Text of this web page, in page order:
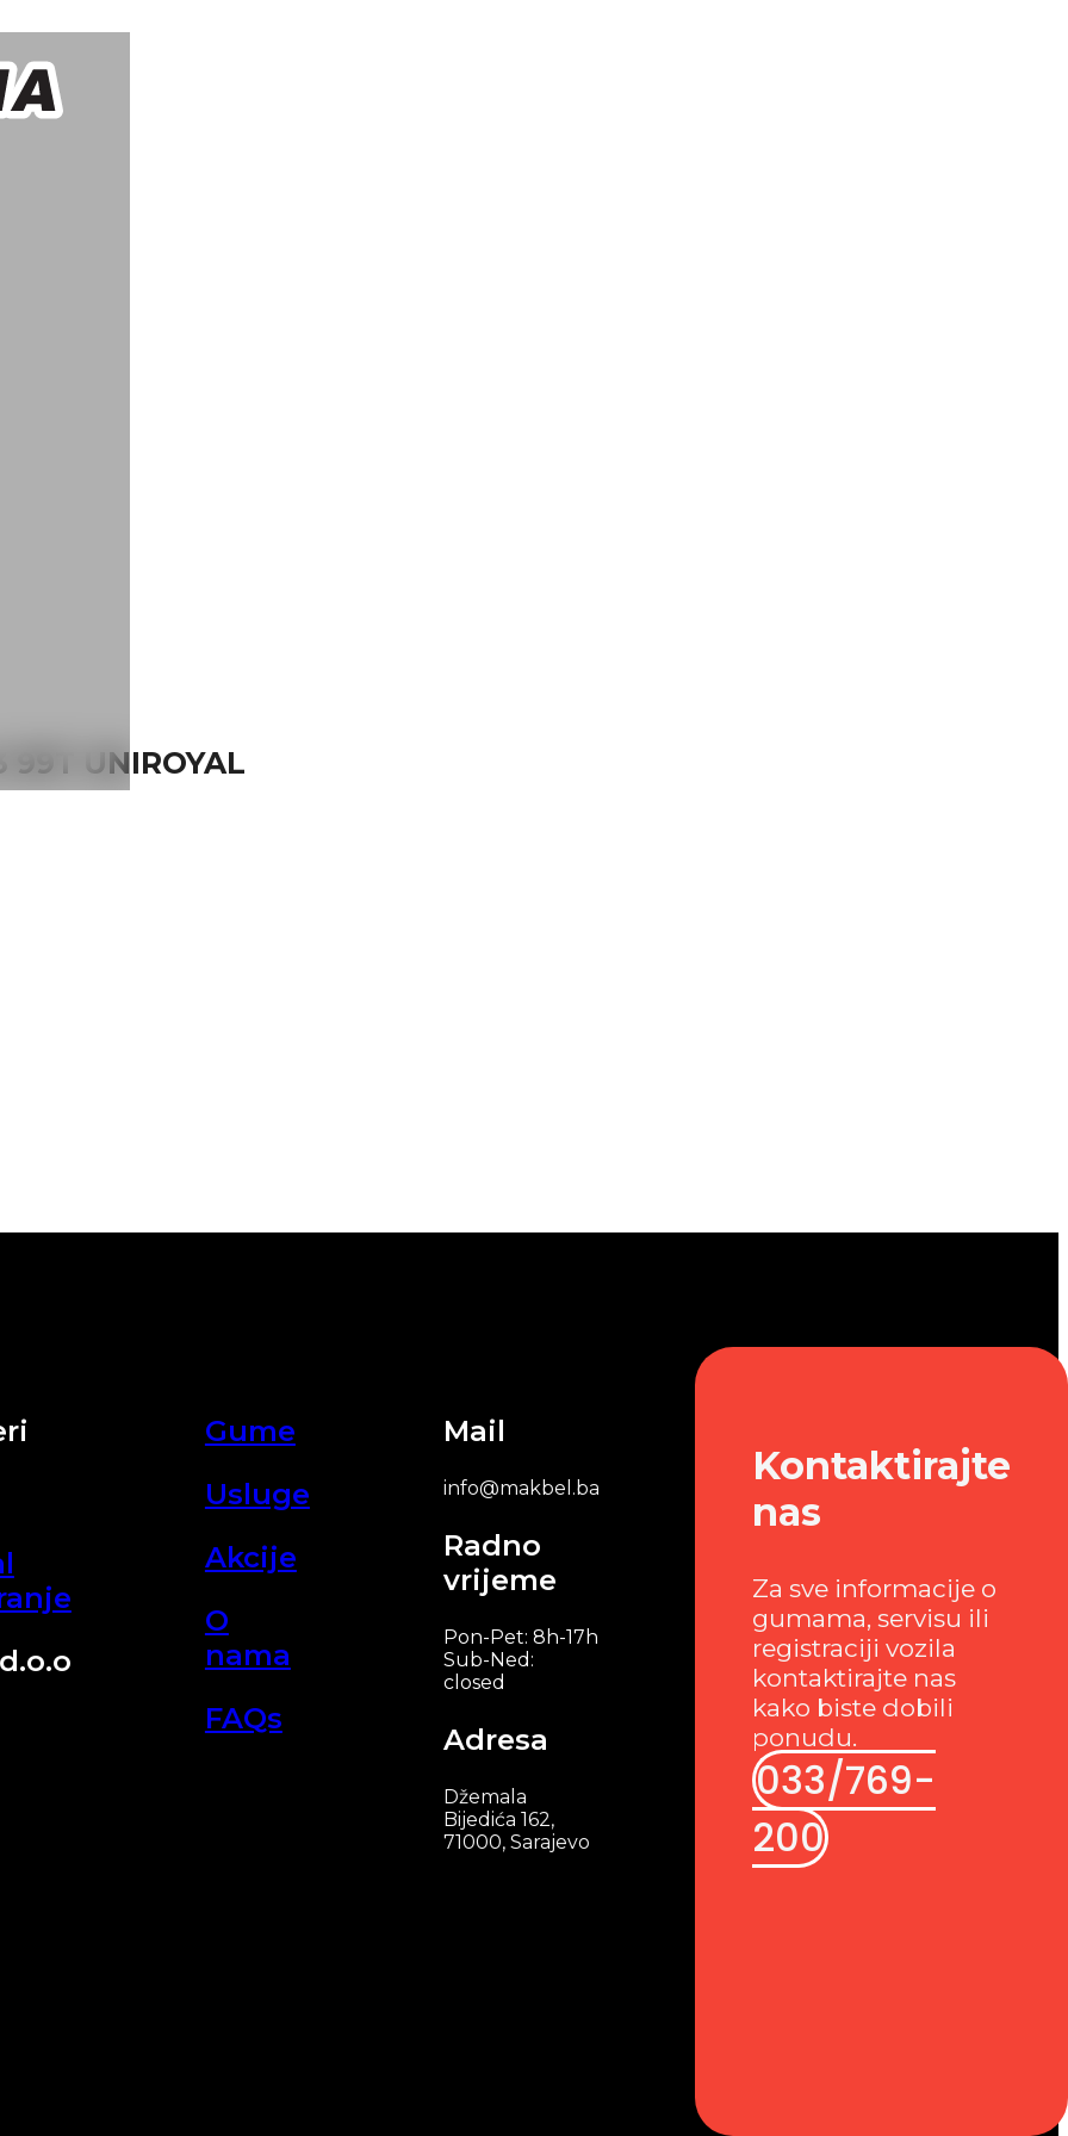
99T UNIROYAL
Gume
Usluge
Akcije
O
nama
FAQs
Mail
info@makbel.ba
Radno
vrijeme
Pon-Pet: 8h-17h
Sub-Ned:
closed
Adresa
Džemala
Bijedića 162,
71000, Sarajevo
Kontaktirajte
nas
Za sve informacije o
gumama, servisu ili
registraciji vozila
kontaktirajte nas
kako biste dobili
ponudu.
033/769-
200